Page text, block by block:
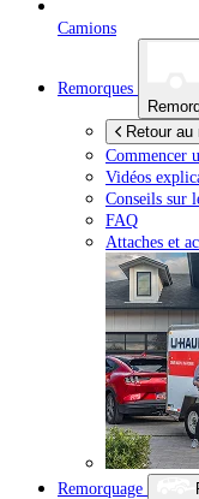
Camions
Remorques
Retour au
Commencer
Vidéos
Conseils sur
FAQ
Attaches et
Remorquage